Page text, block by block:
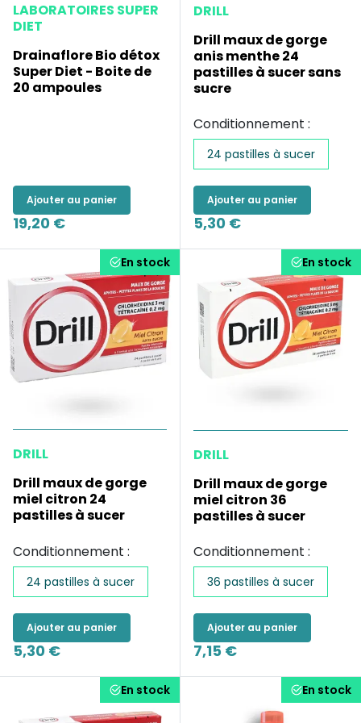
LABORATOIRES SUPER
DIET
Drainaflore Bio détox
Super Diet - Boite de
20 ampoules
Ajouter au panier
19,20 €
DRILL
Drill maux de gorge
anis menthe 24
pastilles à sucer sans
sucre
Conditionnement :
24 pastilles à sucer
Ajouter au panier
5,30 €
En stock
DRILL
Drill maux de gorge
miel citron 24
pastilles à sucer
Conditionnement :
24 pastilles à sucer
Ajouter au panier
5,30 €
En stock
DRILL
Drill maux de gorge
miel citron 36
pastilles à sucer
Conditionnement :
36 pastilles à sucer
Ajouter au panier
7,15 €
En stock En stock